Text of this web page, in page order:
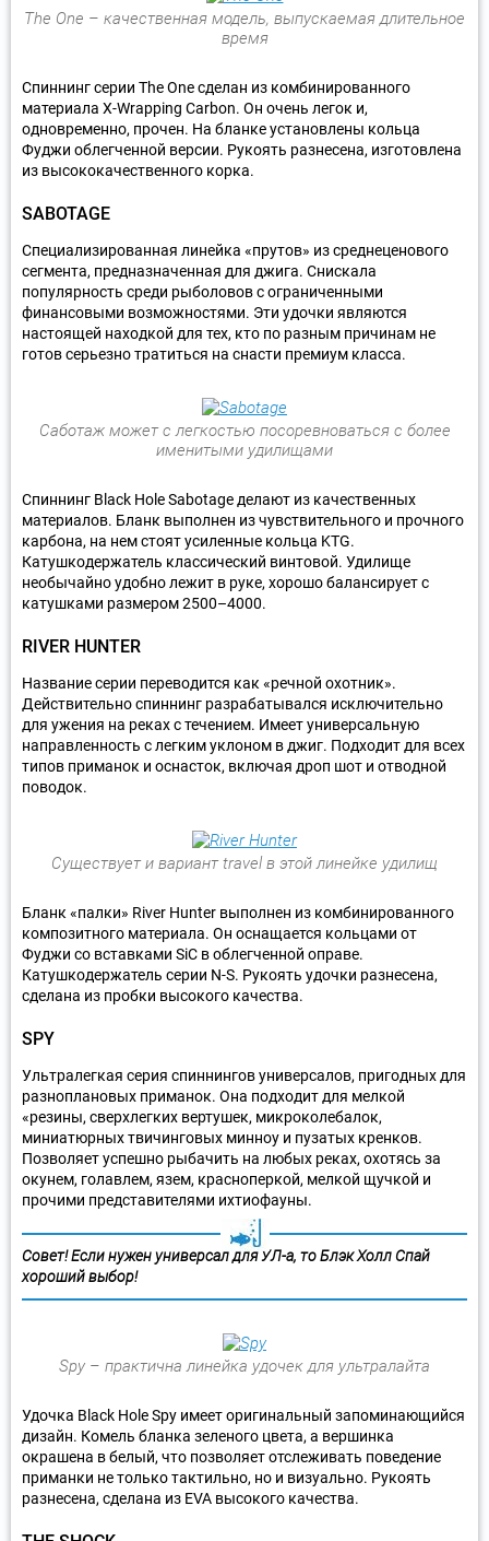
The One – качественная модель, выпускаемая длительное
время
Спиннинг серии The One сделан из комбинированного
материала X-Wrapping Carbon. Он очень легок и,
одновременно, прочен. На бланке установлены кольца
Фуджи облегченной версии. Рукоять разнесена, изготовлена
из высококачественного корка.
SABOTAGE
Специализированная линейка «прутов» из среднеценового
сегмента, предназначенная для джига. Снискала
популярность среди рыболовов с ограниченными
финансовыми возможностями. Эти удочки являются
настоящей находкой для тех, кто по разным причинам не
готов серьезно тратиться на снасти премиум класса.
Саботаж может с легкостью посоревноваться с более
именитыми удилищами
Спиннинг Black Hole Sabotage делают из качественных
материалов. Бланк выполнен из чувствительного и прочного
карбона, на нем стоят усиленные кольца KTG.
Катушкодержатель классический винтовой. Удилище
необычайно удобно лежит в руке, хорошо балансирует с
катушками размером 2500–4000.
RIVER HUNTER
Название серии переводится как «речной охотник».
Действительно спиннинг разрабатывался исключительно
для ужения на реках с течением. Имеет универсальную
направленность с легким уклоном в джиг. Подходит для всех
типов приманок и оснасток, включая дроп шот и отводной
поводок.
Существует и вариант travel в этой линейке удилищ
Бланк «палки» River Hunter выполнен из комбинированного
композитного материала. Он оснащается кольцами от
Фуджи со вставками SiC в облегченной оправе.
Катушкодержатель серии N-S. Рукоять удочки разнесена,
сделана из пробки высокого качества.
SPY
Ультралегкая серия спиннингов универсалов, пригодных для
разноплановых приманок. Она подходит для мелкой
«резины, сверхлегких вертушек, микроколебалок,
миниатюрных твичинговых минноу и пузатых кренков.
Позволяет успешно рыбачить на любых реках, охотясь за
окунем, голавлем, язем, красноперкой, мелкой щучкой и
прочими представителями ихтиофауны.
Совет! Если нужен универсал для УЛ-а, то Блэк Холл Спай
хороший выбор!
Spy – практична линейка удочек для ультралайта
Удочка Black Hole Spy имеет оригинальный запоминающийся
дизайн. Комель бланка зеленого цвета, а вершинка
окрашена в белый, что позволяет отслеживать поведение
приманки не только тактильно, но и визуально. Рукоять
разнесена, сделана из EVA высокого качества.